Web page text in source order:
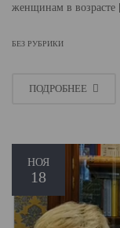
женщинам в
БЕЗ РУБРИКИ
ПОДРОБНЕЕ
НОЯ
18